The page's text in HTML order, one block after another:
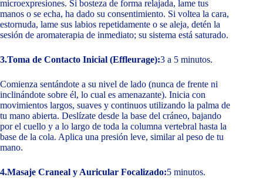
microexpresiones. Si bosteza de forma relajada, lame tus
manos o se echa, ha dado su consentimiento. Si voltea la cara,
estornuda, lame sus labios repetidamente o se aleja, detén la
sesión de aromaterapia de inmediato; su sistema está saturado.
3.Toma de Contacto Inicial (Effleurage):3 a 5 minutos.
Comienza sentándote a su nivel de lado (nunca de frente ni
inclinándote sobre él, lo cual es amenazante). Inicia con
movimientos largos, suaves y continuos utilizando la palma de
tu mano abierta. Deslízate desde la base del cráneo, bajando
por el cuello y a lo largo de toda la columna vertebral hasta la
base de la cola. Aplica una presión leve, similar al peso de tu
mano.
4.Masaje Craneal y Auricular Focalizado:5 minutos.